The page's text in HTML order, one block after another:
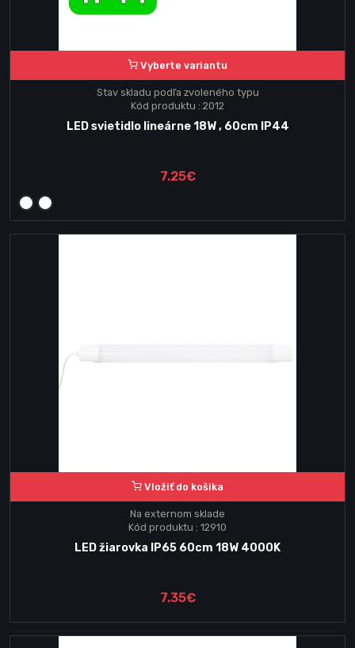
Vyberte variantu
Stav skladu podľa zvoleného typu
Kód produktu : 2012
LED svietidlo lineárne 18W , 60cm IP44
7.25€
Vložiť do košika
Na externom sklade
Kód produktu : 12910
LED žiarovka IP65 60cm 18W 4000K
7.35€